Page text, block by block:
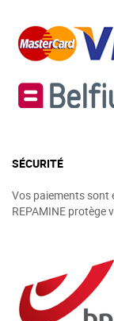
SÉCURITÉ
Vos paiements sont
REPAMINE protège